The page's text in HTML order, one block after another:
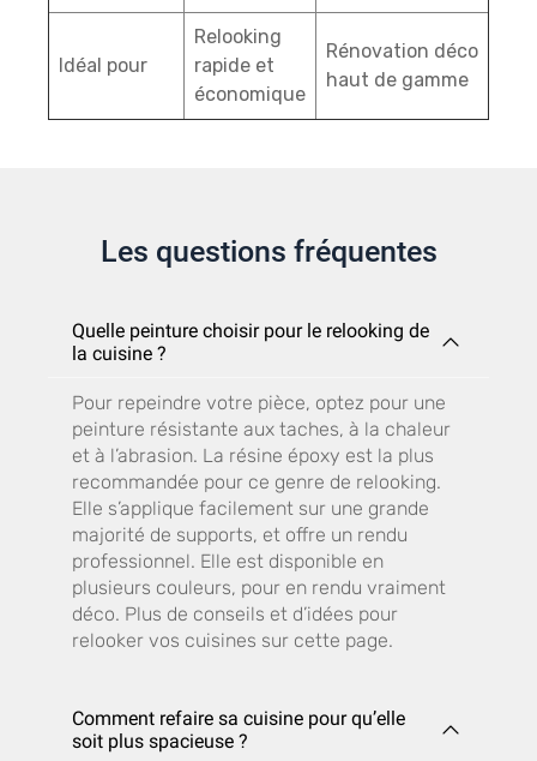
Idéal pour
Relooking
rapide et
économique
Rénovation déco
haut de gamme
Les questions fréquentes
Quelle peinture choisir pour le relooking de
la cuisine ?
Pour repeindre votre pièce, optez pour une
peinture résistante aux taches, à la chaleur
et à l’abrasion. La résine époxy est la plus
recommandée pour ce genre de relooking.
Elle s’applique facilement sur une grande
majorité de supports, et offre un rendu
professionnel. Elle est disponible en
plusieurs couleurs, pour en rendu vraiment
déco. Plus de conseils et d’idées pour
relooker vos cuisines sur cette page.
Comment refaire sa cuisine pour qu’elle
soit plus spacieuse ?